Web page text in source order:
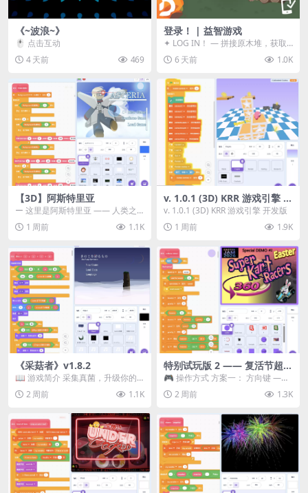
《~波浪~》
🖱️ 点击互动
4 天前
469
登录！ | 益智游戏
✦ LOG IN！ — 拼接原木堆，获取
分数！ ᑕ☲◎ ᑕ☲◎ ᑕ☲◎ ᑕ☲◎ ...
6 天前 1.0K
【3D】阿斯特里亚
ー 这里是阿斯特里亚 —— 人类之
罪与未来希望交汇之地 📖 游戏简
介 《阿斯特里...
1 周前 1.1K
v. 1.0.1 (3D) KRR 游戏引擎 开
发版
v. 1.0.1 (3D) KRR 游戏引擎 开发版
1 周前
1.9K
《采菇者》v1.8.2
📖 游戏简介 采集真菌，升级你的
机体，并前往未知领域探索。 这是
一款静谧的探索冒...
2 周前 1.1K
特别试玩版 2 —— 复活节超级
卡丁车赛
🎮 操作方式 方案一： 方向键 ——
移动 Z —— 跳跃 / 漂移 方案二： ...
2 周前 1.3K